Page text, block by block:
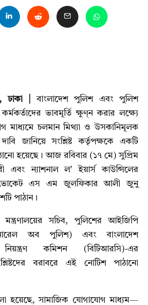
ঢাকা |বাংলাদেশ পুলিশ এবং পুলিশ
ভাবমূর্তি ক্ষুণ্ন করার লক্ষ্যে
মাধ্যমে চলমান মিথ্যা ও উসকানিমূলক
জানিয়ে সংশ্লিষ্ট কর্তৃপক্ষকে একটি
হয়েছে। আজ রবিবার (১৭ মে) সুপ্রিম
এবং ন্যাশনাল ল’ ইয়ার্স কাউন্সিলের
এস এম জুলফিকার আলী জুনু
পাঠান।
সচিব, পুলিশের আইজিপি
অব পুলিশ) এবং বাংলাদেশ
কমিশন (বিটিআরসি)-এর
বরাবরে এই নোটিশ পাঠানো
হয়েছে, সামাজিক যোগাযোগ মাধ্যম—